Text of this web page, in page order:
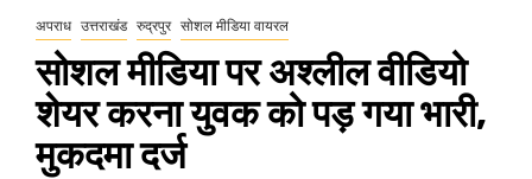
अपराध उत्तराखंड रुद्रपुर सोशल मीडिया वायरल
सोशल मीडिया पर अश्लील वीडियो
शेयर करना युवक को पड़ गया भारी,
मुकदमा दर्ज